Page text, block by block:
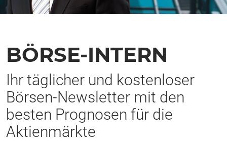
BÖRSE-INTERN
Ihr täglicher und kostenloser
Börsen-Newsletter mit den
besten Prognosen für die
Aktienmärkte